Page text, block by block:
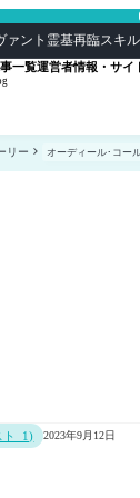
ント霊基再臨スキル
一覧運営者情報・サイ
リー オーディール･コー
ト_1) 2023年9月12日